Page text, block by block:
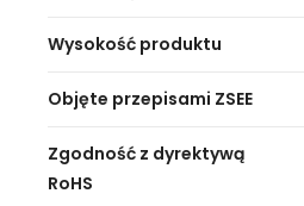
Wysokość produktu
Objęte przepisami ZSEE
Zgodność z dyrektywą
RoHS